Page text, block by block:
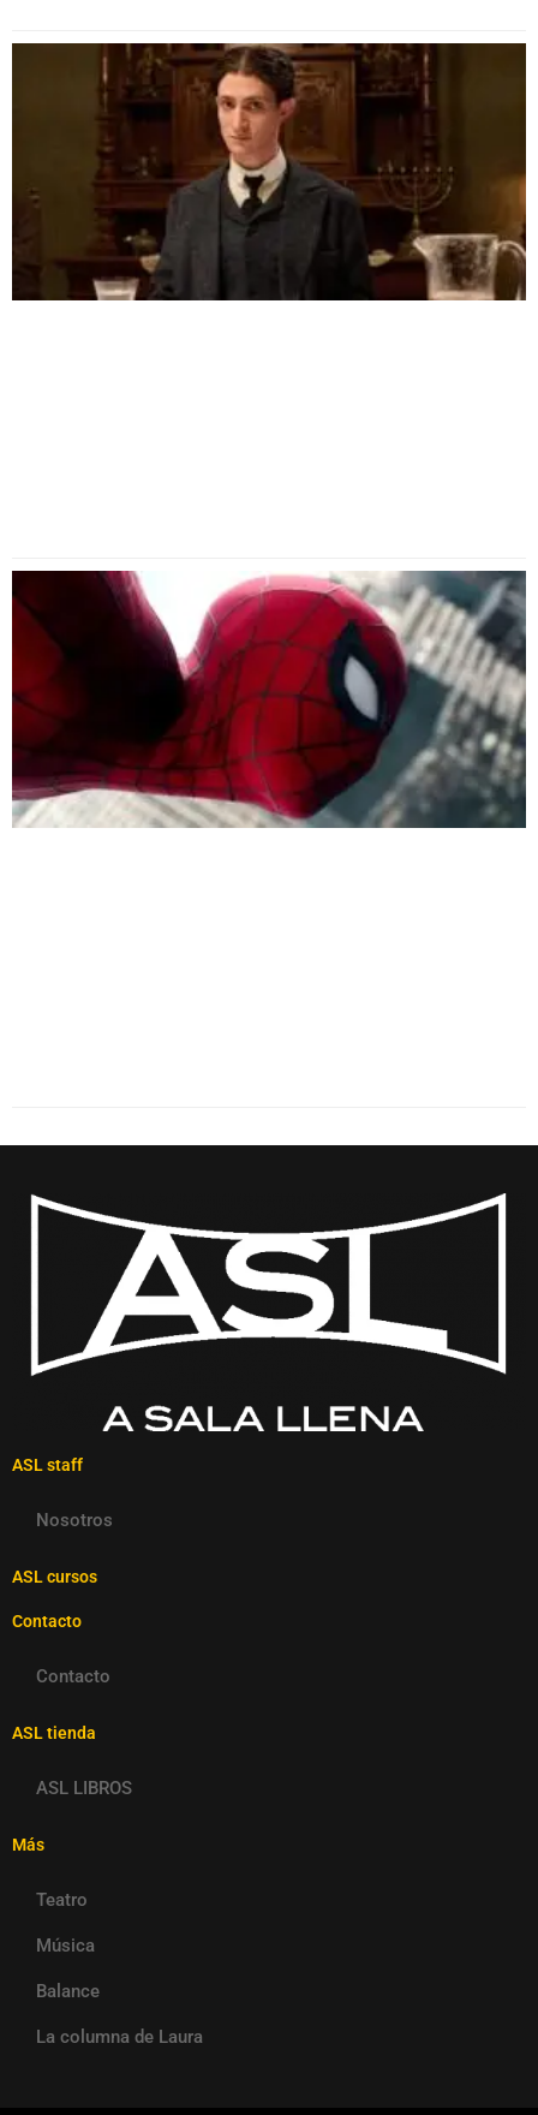
ASL staff
Nosotros
ASL cursos
Contacto
Contacto
ASL tienda
ASL LIBROS
Más
Teatro
Música
Balance
La columna de Laura